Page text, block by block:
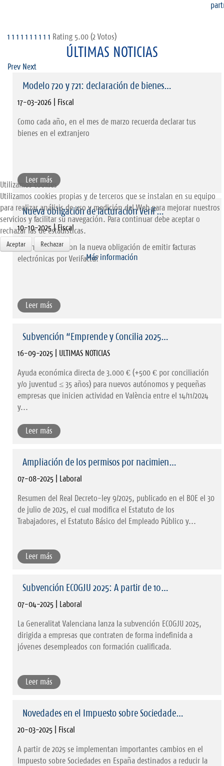
1 1 1 1 1 1 1 1 1 1 Rating 5.00 (2 Votos)
ÚLTIMAS NOTICIAS
Prev Next
Modelo 720 y 721: declaración de bienes…
17-03-2026 | Fiscal
Como cada año, en el mes de marzo recuerda declarar tus
bienes en el extranjero
Leer más
Nueva obligación de facturación VeriF…
10-10-2025 | Fiscal
¿Intranquilo con la nueva obligación de emitir facturas
electrónicas por VeriFactu?
Leer más
Subvención “Emprende y Concilia 2025…
16-09-2025 | ULTIMAS NOTICIAS
Ayuda económica directa de 3.000 € (+500 € por conciliación
y/o juventud ≤ 35 años) para nuevos autónomos y pequeñas
empresas que inicien actividad en València entre el 14/11/2024
y...
Leer más
Ampliación de los permisos por nacimien…
07-08-2025 | Laboral
Resumen del Real Decreto-ley 9/2025, publicado en el BOE el 30
de julio de 2025, el cual modifica el Estatuto de los
Trabajadores, el Estatuto Básico del Empleado Público y...
Leer más
Subvención ECOGJU 2025: A partir de 10…
07-04-2025 | Laboral
La Generalitat Valenciana lanza la subvención ECOGJU 2025,
dirigida a empresas que contraten de forma indefinida a
jóvenes desempleados con formación cualificada.
Leer más
Novedades en el Impuesto sobre Sociedade…
20-03-2025 | Fiscal
A partir de 2025 se implementan importantes cambios en el
Impuesto sobre Sociedades en España destinados a reducir la
Utilizamos cookies
Utilizamos cookies propias y de terceros que se instalan en su equipo
para realizar análisis de uso y medición del Web para mejorar nuestros
servicios y facilitar su navegación. Para continuar debe aceptar o
rechazar las de estadísticas.
Aceptar Rechazar
Más información